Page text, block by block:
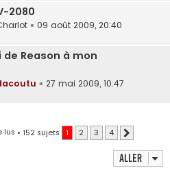
2080
« 09 août 2009, 20:40
de Reason à mon
« 27 mai 2009, 10:47
lus • 152 sujets 1 2 3 4
Aller